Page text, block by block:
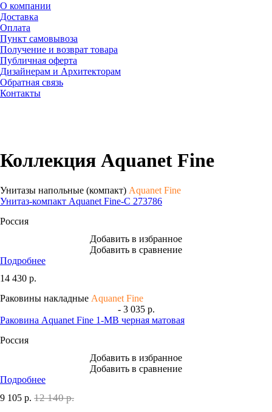
О компании
Доставка
Оплата
Пункт самовывоза
Получение и возврат товара
Публичная оферта
Дизайнерам и Архитекторам
Обратная связь
Контакты
Коллекция Aquanet Fine
Унитазы напольные (компакт) Aquanet Fine
Унитаз-компакт Aquanet Fine-C 273786
Россия
Добавить в избранное
Добавить в сравнение
Подробнее
14 430 р.
Раковины накладные Aquanet Fine
- 3 035 р.
Раковина Aquanet Fine 1-MB черная матовая
Россия
Добавить в избранное
Добавить в сравнение
Подробнее
9 105 р. 12 140 р.